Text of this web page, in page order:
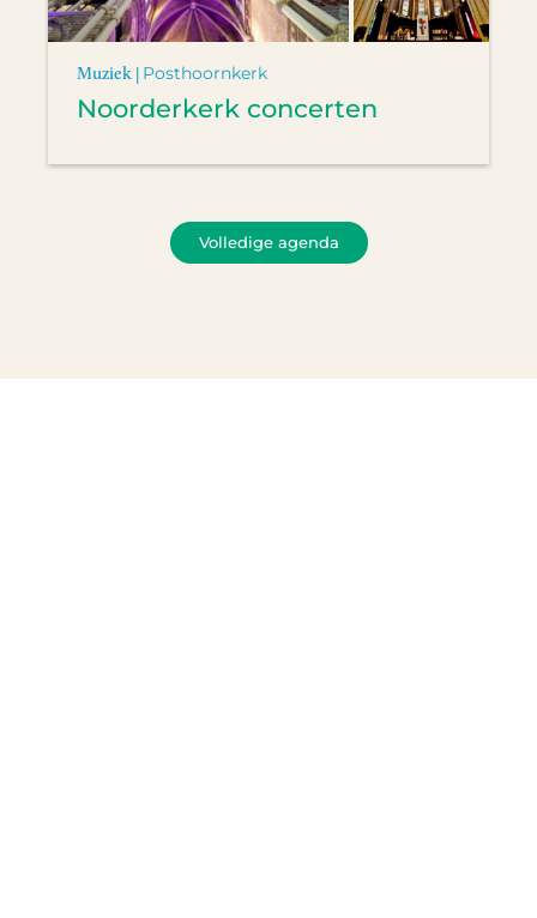
Muziek | Posthoornkerk
Noorderkerk concerten
Volledige agenda